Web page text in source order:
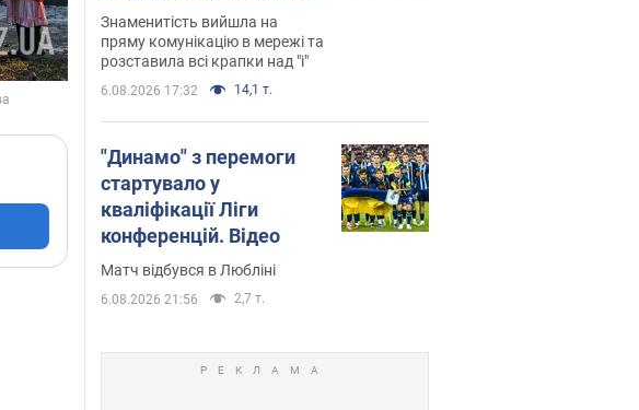
захейтили
Знаменитість вийшла на
пряму комунікацію в мережі та
розставила всі крапки над "і"
6.08.2026 17:32 14,1 т.
"Динамо" з перемоги
стартувало у
кваліфікації Ліги
конференцій. Відео
Матч відбувся в Любліні
6.08.2026 21:56 2,7 т.